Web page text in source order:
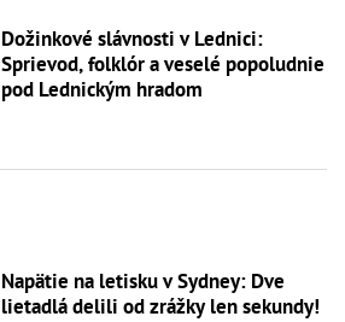
Dožinkové slávnosti v Lednici:
Sprievod, folklór a veselé popoludnie
pod Lednickým hradom
Napätie na letisku v Sydney: Dve
lietadlá delili od zrážky len sekundy!